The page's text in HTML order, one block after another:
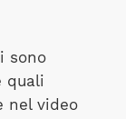
sono
quali
nel video